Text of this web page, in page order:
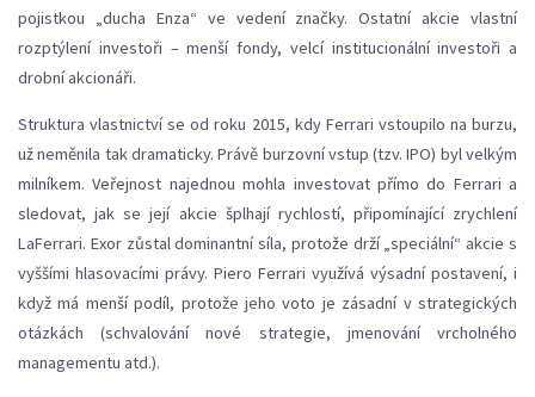
pojistkou „ducha Enza“ ve vedení značky. Ostatní akcie vlastní
rozptýlení investoři – menší fondy, velcí institucionální investoři a
drobní akcionáři.
Struktura vlastnictví se od roku 2015, kdy Ferrari vstoupilo na burzu,
už neměnila tak dramaticky. Právě burzovní vstup (tzv. IPO) byl velkým
milníkem. Veřejnost najednou mohla investovat přímo do Ferrari a
sledovat, jak se její akcie šplhají rychlostí, připomínající zrychlení
LaFerrari. Exor zůstal dominantní síla, protože drží „speciální“ akcie s
vyššími hlasovacími právy. Piero Ferrari využívá výsadní postavení, i
když má menší podíl, protože jeho voto je zásadní v strategických
otázkách (schvalování nové strategie, jmenování vrcholného
managementu atd.).